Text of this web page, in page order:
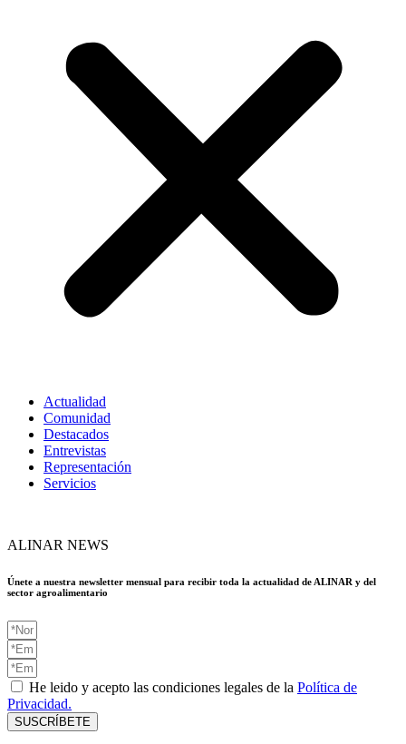
Actualidad
Comunidad
Destacados
Entrevistas
Representación
Servicios
ALINAR NEWS
Únete a nuestra newsletter mensual para recibir toda la actualidad de ALINAR y del
sector agroalimentario
He leido y acepto las condiciones legales de la Política de
Privacidad.
SUSCRÍBETE